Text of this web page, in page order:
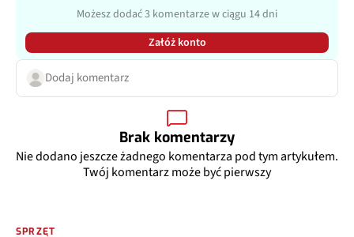
Możesz dodać 3 komentarze w ciągu 14 dni
Załóż konto
Dodaj komentarz
Brak komentarzy
Nie dodano jeszcze żadnego komentarza pod tym artykułem.
Twój komentarz może być pierwszy
SPRZĘT